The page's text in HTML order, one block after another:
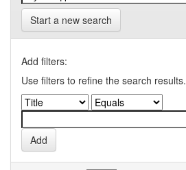
Start a new search
Add filters:
Use filters to refine the search results.